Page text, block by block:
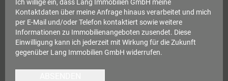
Ich willige ein, dass Lang Immobilien GmbH meine
Kontaktdaten über meine Anfrage hinaus verarbeitet und mich
per E-Mail und/oder Telefon kontaktiert sowie weitere
Informationen zu Immobilienangeboten zusendet. Diese
Einwilligung kann ich jederzeit mit Wirkung für die Zukunft
gegenüber Lang Immobilien GmbH widerrufen.